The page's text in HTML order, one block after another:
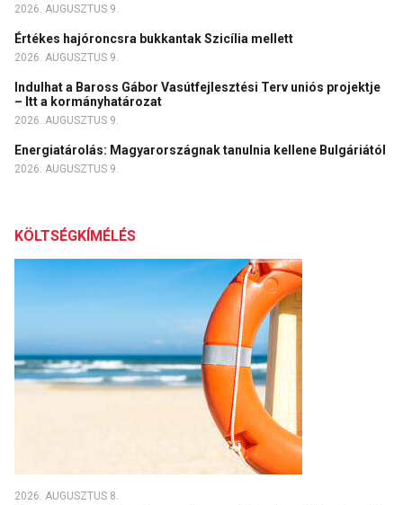
2026. AUGUSZTUS 9.
Értékes hajóroncsra bukkantak Szicília mellett
2026. AUGUSZTUS 9.
Indulhat a Baross Gábor Vasútfejlesztési Terv uniós projektje
– Itt a kormányhatározat
2026. AUGUSZTUS 9.
Energiatárolás: Magyarországnak tanulnia kellene Bulgáriától
2026. AUGUSZTUS 9.
KÖLTSÉGKÍMÉLÉS
2026. AUGUSZTUS 8.